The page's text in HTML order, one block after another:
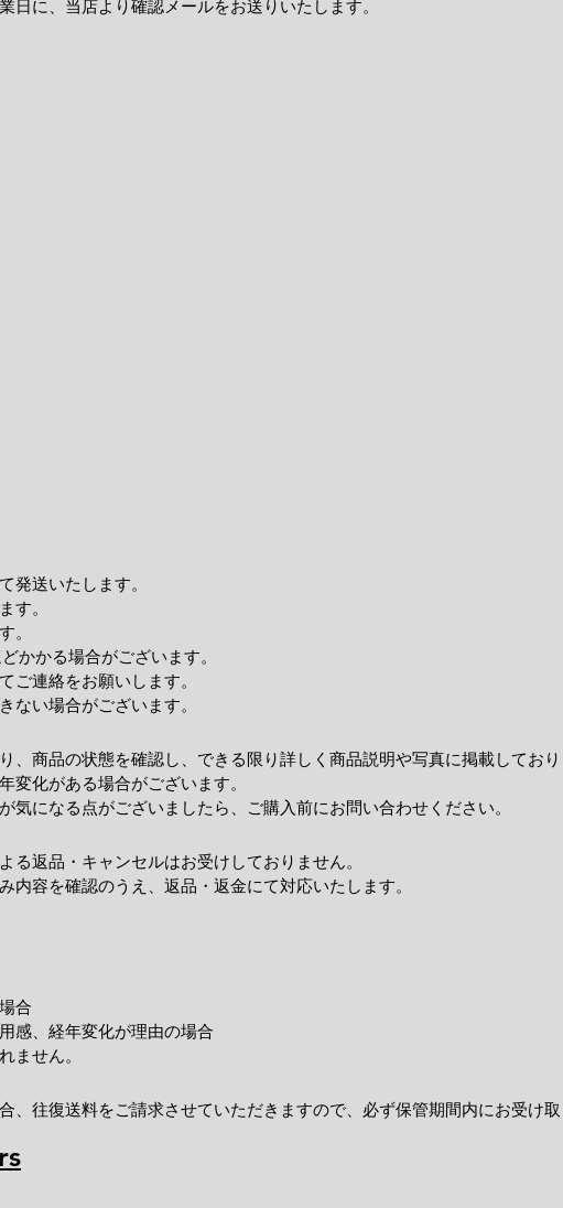
日に、当店より確認メールをお送りいたします。
発送いたします。
す。
。
かかる場合がございます。
ご連絡をお願いします。
ない場合がございます。
、商品の状態を確認し、できる限り詳しく商品説明や写真に掲載してお
変化がある場合がございます。
気になる点がございましたら、ご購入前にお問い合わせください。
る返品・キャンセルはお受けしておりません。
内容を確認のうえ、返品・返金にて対応いたします。
合
感、経年変化が理由の場合
ません。
、往復送料をご請求させていただきますので、必ず保管期間内にお受け取